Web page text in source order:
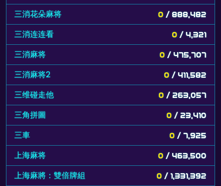
三消花朵麻将 0 / 888,482
三消连连看 0 / 4,321
三消麻将 0 / 475,707
三消麻将2 0 / 411,582
三维碰走他 0 / 263,057
三角拼圖 0 / 23,410
三車 0 / 7,925
上海麻将 0 / 463,500
上海麻將：雙倍牌組 0 / 1,331,392